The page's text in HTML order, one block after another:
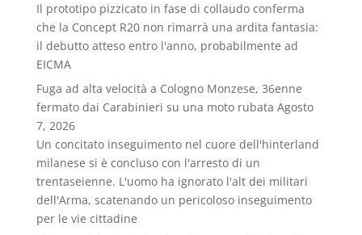
Il prototipo pizzicato in fase di collaudo conferma
che la Concept R20 non rimarrà una ardita fantasia:
il debutto atteso entro l'anno, probabilmente ad
EICMA
Fuga ad alta velocità a Cologno Monzese, 36enne
fermato dai Carabinieri su una moto rubata Agosto
7, 2026
Un concitato inseguimento nel cuore dell'hinterland
milanese si è concluso con l'arresto di un
trentaseienne. L'uomo ha ignorato l'alt dei militari
dell'Arma, scatenando un pericoloso inseguimento
per le vie cittadine